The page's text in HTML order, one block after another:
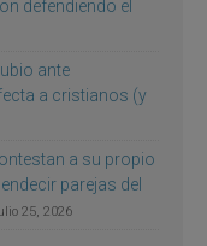
defendiendo el
ante
a cristianos (y
a su propio
parejas del
25, 2026